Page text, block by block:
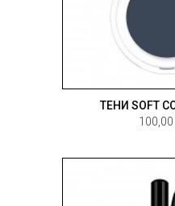
ТЕНИ SOFT
100,00